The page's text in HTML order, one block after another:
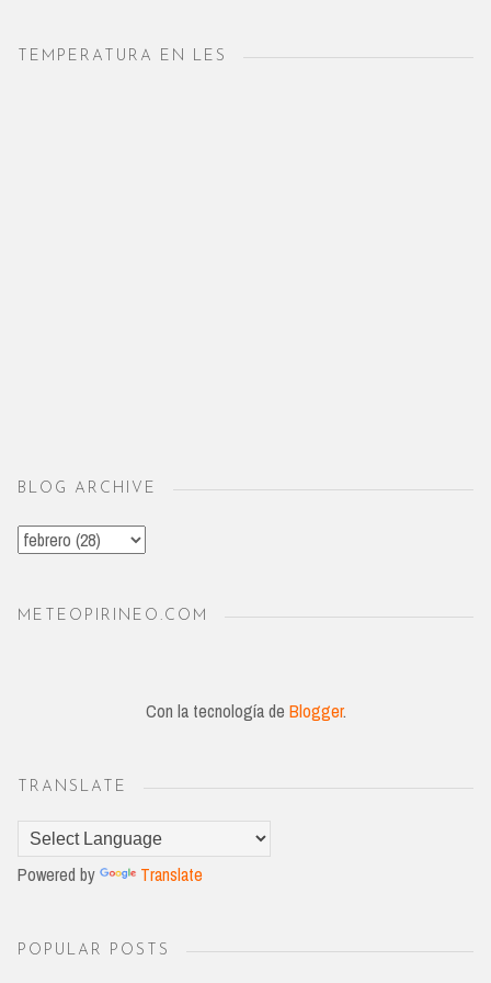
TEMPERATURA EN LES
BLOG ARCHIVE
METEOPIRINEO.COM
Con la tecnología de Blogger.
TRANSLATE
Powered by Translate
POPULAR POSTS